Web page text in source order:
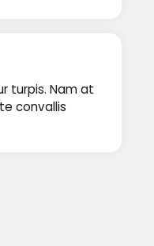
turpis. Nam at
convallis